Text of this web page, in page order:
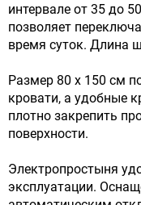
интервале от 35 до
позволяет
время суток. Длина
Размер 80 x 150 см
кровати, а удобные
плотно закрепить
поверхности.
Электропростыня
эксплуатации.